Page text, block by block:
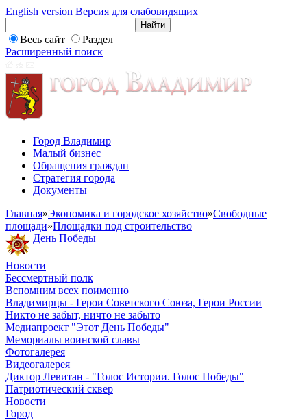
English version Версия для слабовидящих
Весь сайт
Раздел
Расширенный поиск
Город Владимир
Малый бизнес
Обращения граждан
Стратегия города
Документы
Главная»Экономика и городское хозяйство»Свободные
площади»Площадки под строительство
День Победы
Новости
Бессмертный полк
Вспомним всех поименно
Владимирцы - Герои Советского Союза, Герои России
Никто не забыт, ничто не забыто
Медиапроект "Этот День Победы"
Мемориалы воинской славы
Фотогалерея
Видеогалерея
Диктор Левитан - "Голос Истории. Голос Победы"
Патриотический сквер
Новости
Город